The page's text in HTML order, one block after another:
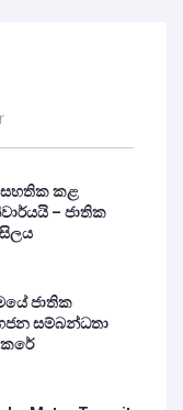
සහතික කළ
– ජාතික
ජාතික
සම්බන්ධතා